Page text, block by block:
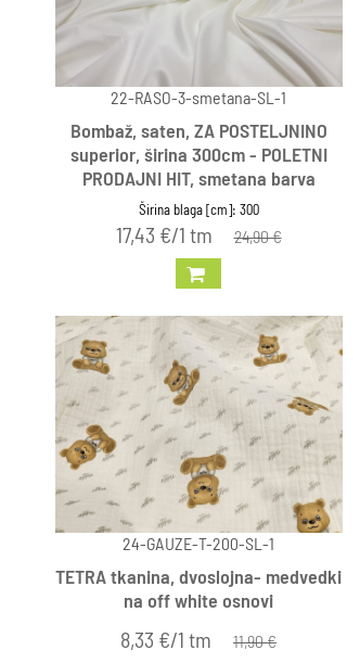
22-RASO-3-smetana-SL-1
Bombaž, saten, ZA POSTELJNINO
superior, širina 300cm - POLETNI
PRODAJNI HIT, smetana barva
Širina blaga [cm]: 300
17,43 €/1 tm 24,90 €
24-GAUZE-T-200-SL-1
TETRA tkanina, dvoslojna- medvedki
na off white osnovi
8,33 €/1 tm 11,90 €